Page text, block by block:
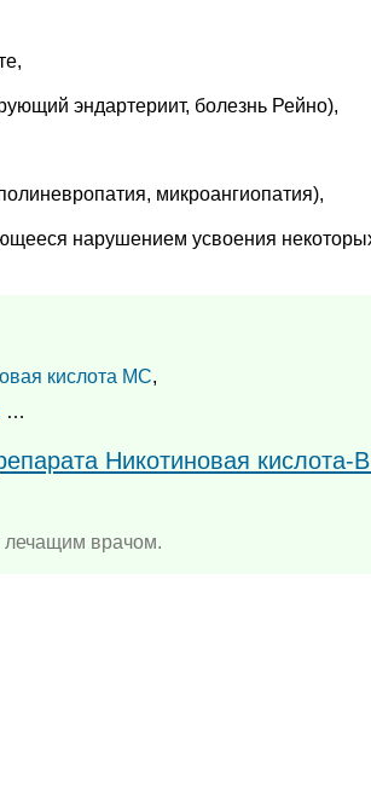
эндартериит, болезнь Рейно),
микроангиопатия),
нарушением усвоения
кислотa МС,
…
Никотиновая кислота-
лечащим врачом.